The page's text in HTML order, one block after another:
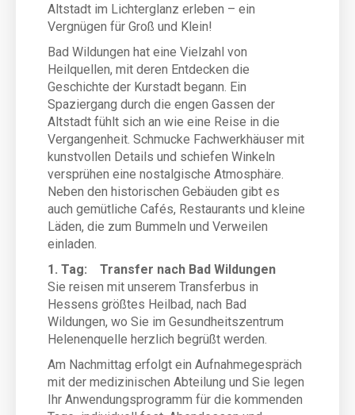
Altstadt im Lichterglanz erleben – ein
Vergnügen für Groß und Klein!
Bad Wildungen hat eine Vielzahl von
Heilquellen, mit deren Entdecken die
Geschichte der Kurstadt begann. Ein
Spaziergang durch die engen Gassen der
Altstadt fühlt sich an wie eine Reise in die
Vergangenheit. Schmucke Fachwerkhäuser mit
kunstvollen Details und schiefen Winkeln
versprühen eine nostalgische Atmosphäre.
Neben den historischen Gebäuden gibt es
auch gemütliche Cafés, Restaurants und kleine
Läden, die zum Bummeln und Verweilen
einladen.
1. Tag: Transfer nach Bad Wildungen
Sie reisen mit unserem Transferbus in
Hessens größtes Heilbad, nach Bad
Wildungen, wo Sie im Gesundheitszentrum
Helenenquelle herzlich begrüßt werden.
Am Nachmittag erfolgt ein Aufnahmegespräch
mit der medizinischen Abteilung und Sie legen
Ihr Anwendungsprogramm für die kommenden